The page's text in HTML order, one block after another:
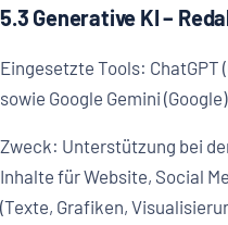
5.3 Generative KI –
Eingesetzte Tools: ChatGPT
sowie Google Gemini
Zweck: Unterstützung bei
Inhalte für Website, Social
(Texte, Grafiken,